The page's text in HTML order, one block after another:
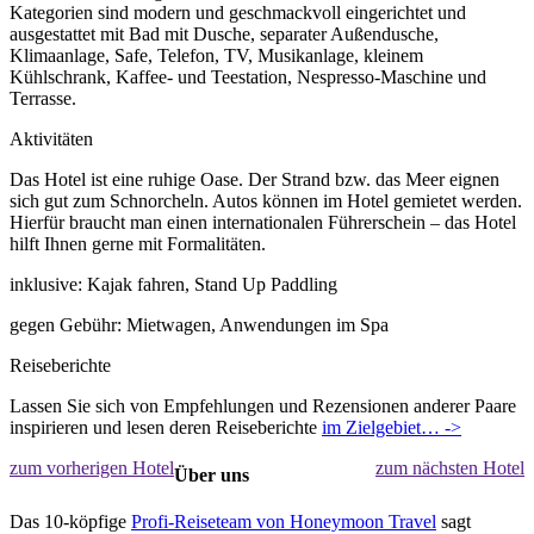
Kategorien sind modern und geschmackvoll eingerichtet und
ausgestattet mit Bad mit Dusche, separater Außendusche,
Klimaanlage, Safe, Telefon, TV, Musikanlage, kleinem
Kühlschrank, Kaffee- und Teestation, Nespresso-Maschine und
Terrasse.
Aktivitäten
Das Hotel ist eine ruhige Oase. Der Strand bzw. das Meer eignen
sich gut zum Schnorcheln. Autos können im Hotel gemietet werden.
Hierfür braucht man einen internationalen Führerschein – das Hotel
hilft Ihnen gerne mit Formalitäten.
inklusive: Kajak fahren, Stand Up Paddling
gegen Gebühr: Mietwagen, Anwendungen im Spa
Reiseberichte
Lassen Sie sich von Empfehlungen und Rezensionen anderer Paare
inspirieren und lesen deren Reiseberichte im Zielgebiet… ->
zum vorherigen Hotel
zum nächsten Hotel
Über uns
Das 10-köpfige Profi-Reiseteam von Honeymoon Travel sagt